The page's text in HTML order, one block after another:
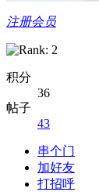
注册会员
积分
36
帖子
43
串个门
加好友
打招呼